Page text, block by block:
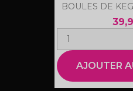
BOULES DE
AJOUTER